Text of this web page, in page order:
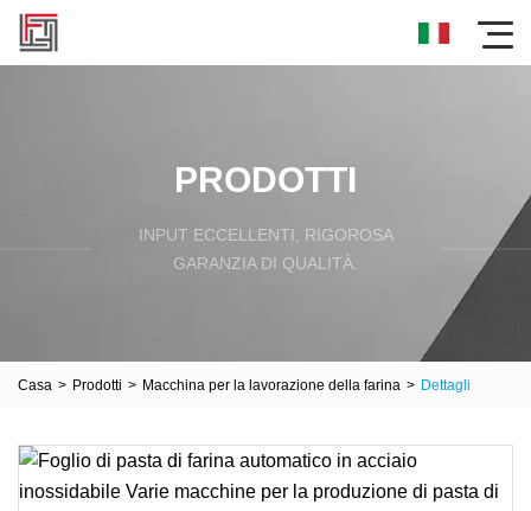
PRODOTTI
INPUT ECCELLENTI, RIGOROSA
GARANZIA DI QUALITÀ.
Casa > Prodotti > Macchina per la lavorazione della farina > Dettagli